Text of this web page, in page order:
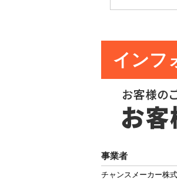
インフ
事業者
チャンスメーカー株